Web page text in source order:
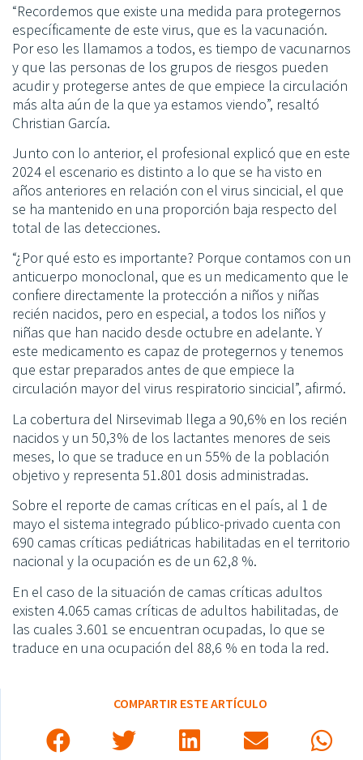
“Recordemos que existe una medida para protegernos
específicamente de este virus, que es la vacunación.
Por eso les llamamos a todos, es tiempo de vacunarnos
y que las personas de los grupos de riesgos pueden
acudir y protegerse antes de que empiece la circulación
más alta aún de la que ya estamos viendo”, resaltó
Christian García.
Junto con lo anterior, el profesional explicó que en este
2024 el escenario es distinto a lo que se ha visto en
años anteriores en relación con el virus sincicial, el que
se ha mantenido en una proporción baja respecto del
total de las detecciones.
“¿Por qué esto es importante? Porque contamos con un
anticuerpo monoclonal, que es un medicamento que le
confiere directamente la protección a niños y niñas
recién nacidos, pero en especial, a todos los niños y
niñas que han nacido desde octubre en adelante. Y
este medicamento es capaz de protegernos y tenemos
que estar preparados antes de que empiece la
circulación mayor del virus respiratorio sincicial”, afirmó.
La cobertura del Nirsevimab llega a 90,6% en los recién
nacidos y un 50,3% de los lactantes menores de seis
meses, lo que se traduce en un 55% de la población
objetivo y representa 51.801 dosis administradas.
Sobre el reporte de camas críticas en el país, al 1 de
mayo el sistema integrado público-privado cuenta con
690 camas críticas pediátricas habilitadas en el territorio
nacional y la ocupación es de un 62,8 %.
En el caso de la situación de camas críticas adultos
existen 4.065 camas críticas de adultos habilitadas, de
las cuales 3.601 se encuentran ocupadas, lo que se
traduce en una ocupación del 88,6 % en toda la red.
COMPARTIR ESTE ARTÍCULO